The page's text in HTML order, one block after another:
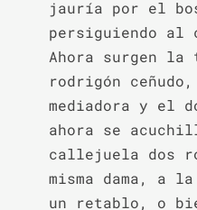
jauría por el
persiguiendo
Ahora surgen la
rodrigón
mediadora y el
ahora se
callejuela dos
misma dama, a
un retablo, o